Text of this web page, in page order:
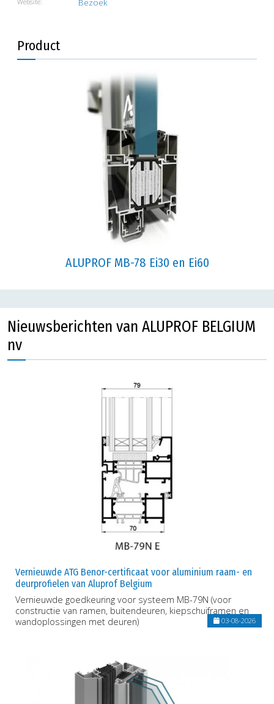
Bezoek
Product
ALUPROF MB-78 Ei30 en Ei60
Nieuwsberichten van ALUPROF BELGIUM
nv
Vernieuwde ATG Benor-certificaat voor aluminium raam- en
deurprofielen van Aluprof Belgium
Vernieuwde goedkeuring voor systeem MB-79N (voor
constructie van ramen, buitendeuren, kiepschuiframen en
wandoplossingen met deuren)
03-08-2026